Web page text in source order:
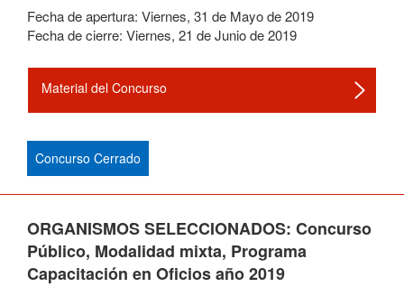
Fecha de apertura: Viernes, 31 de Mayode2019
Fecha de cierre: Viernes, 21 deJuniode2019
Material del Concurso
Concurso Cerrado
ORGANISMOS SELECCIONADOS: Concurso
Público, Modalidad mixta, Programa
Capacitación en Oficios año 2019